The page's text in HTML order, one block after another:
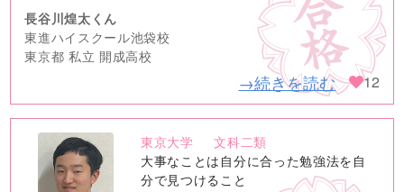
長谷川煌太くん
東進ハイスクール池袋校
東京都 私立 開成高校
→続きを読む 12
no
image
東京大学
文科二類
大事なことは自分に合った勉強法を自
分で見つけること